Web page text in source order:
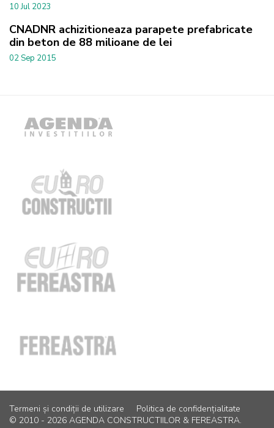
10 Jul 2023
CNADNR achizitioneaza parapete prefabricate
din beton de 88 milioane de lei
02 Sep 2015
Termeni și condiții de utilizare
Politica de confidențialitate
© 2010 - 2026 AGENDA CONSTRUCTIILOR & FEREASTRA.